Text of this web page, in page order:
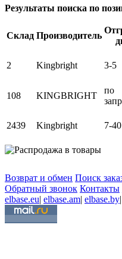
Результаты поиска по
Склад Производитель
2 Kingbright 3-5
108 KINGBRIGHT
по
2439 Kingbright 7-40
Возврат и обмен Поиск
Обратный звонок Контакты
elbase.eu| elbase.am| elbase.by|